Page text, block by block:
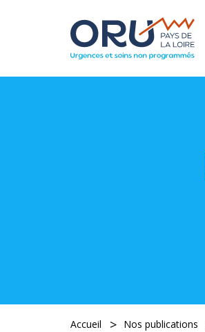
Accueil Nos publications